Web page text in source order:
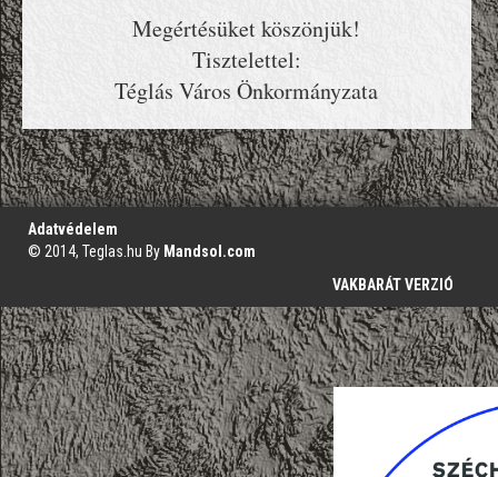
Megértésüket köszönjük!
Tisztelettel:
Téglás Város Önkormányzata
';
Adatvédelem
© 2014, Teglas.hu By Mandsol.com
VAKBARÁT VERZIÓ